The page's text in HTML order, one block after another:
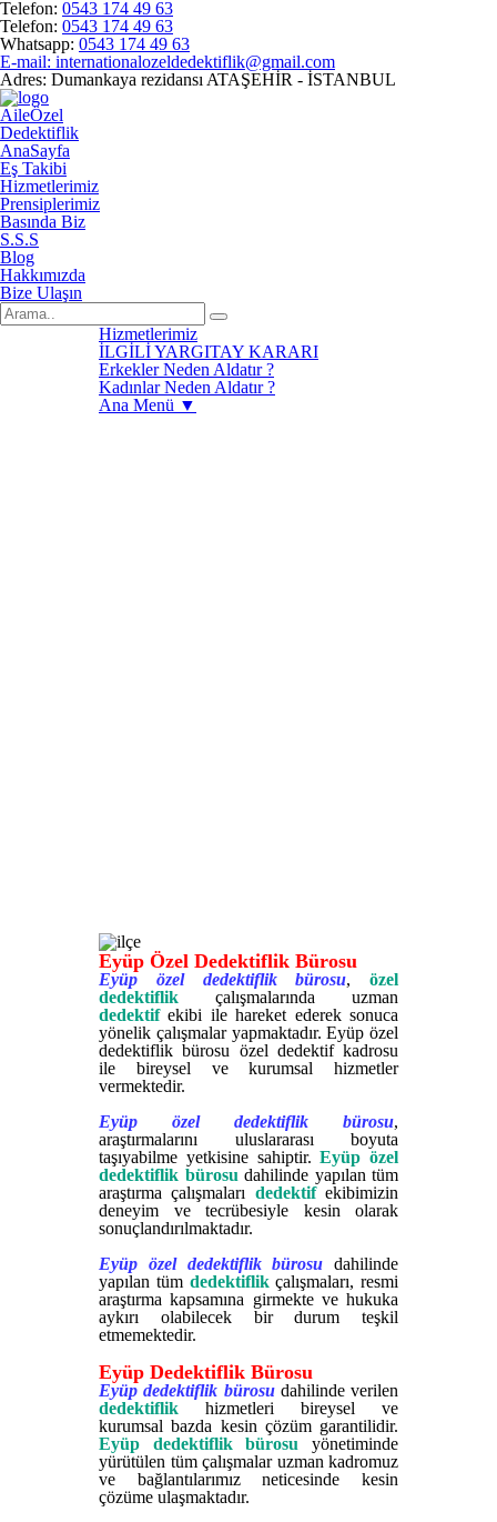
Telefon: 0543 174 49 63
Telefon: 0543 174 49 63
Whatsapp: 0543 174 49 63
E-mail: internationalozeldedektiflik@gmail.com
Adres: Dumankaya rezidansı ATAŞEHİR - İSTANBUL
AileÖzel
Dedektiflik
AnaSayfa
Eş Takibi
Hizmetlerimiz
Prensiplerimiz
Basında Biz
S.S.S
Blog
Hakkımızda
Bize Ulaşın
Hizmetlerimiz
İLGİLİ YARGITAY KARARI
Erkekler Neden Aldatır ?
Kadınlar Neden Aldatır ?
Ana Menü ▼
Eyüp Özel Dedektiflik Bürosu
Eyüp özel dedektiflik bürosu, özel
dedektiflik çalışmalarında uzman
dedektifekibi ile hareket ederek sonuca
yönelik çalışmalar yapmaktadır. Eyüp özel
dedektiflik bürosu özel dedektif kadrosu
ile bireysel ve kurumsal hizmetler
vermektedir.
Eyüp özel dedektiflik bürosu,
araştırmalarını uluslararası boyuta
taşıyabilme yetkisine sahiptir.Eyüp özel
dedektiflik bürosu dahilinde yapılan tüm
araştırma çalışmaları dedektifekibimizin
deneyim ve tecrübesiyle kesin olarak
sonuçlandırılmaktadır.
Eyüp özel dedektiflik bürosu dahilinde
yapılan tüm dedektiflikçalışmaları, resmi
araştırma kapsamına girmekte ve hukuka
aykırı olabilecek bir durum teşkil
etmemektedir.
Eyüp Dedektiflik Bürosu
Eyüp dedektiflik bürosudahilinde verilen
dedektiflik hizmetleri bireysel ve
kurumsal bazda kesin çözüm garantilidir.
Eyüp dedektiflik bürosu yönetiminde
yürütülen tüm çalışmalar uzman kadromuz
ve bağlantılarımız neticesinde kesin
çözüme ulaşmaktadır.